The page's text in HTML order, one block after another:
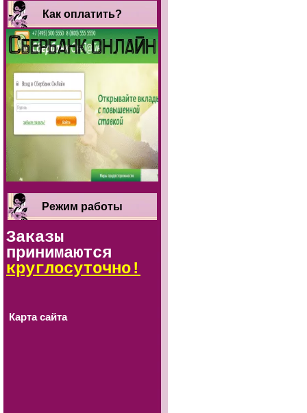
Как оплатить?
Режим работы
Заказы
принимаются
круглосуточно!
Карта сайта